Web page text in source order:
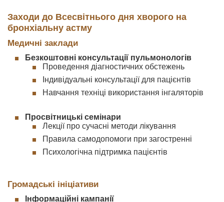
Заходи до Всесвітнього дня хворого на
бронхіальну астму
Медичні заклади
Безкоштовні консультації пульмонологів
Проведення діагностичних обстежень
Індивідуальні консультації для пацієнтів
Навчання техніці використання інгаляторів
Просвітницькі семінари
Лекції про сучасні методи лікування
Правила самодопомоги при загостренні
Психологічна підтримка пацієнтів
Громадські ініціативи
Інформаційні кампанії